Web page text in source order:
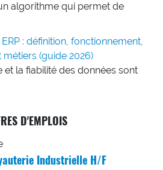
algorithme qui permet de
ERP : définition, fonctionnement,
métiers (guide 2026)
et la fiabilité des données sont
D'EMPLOIS
Industrielle H/F